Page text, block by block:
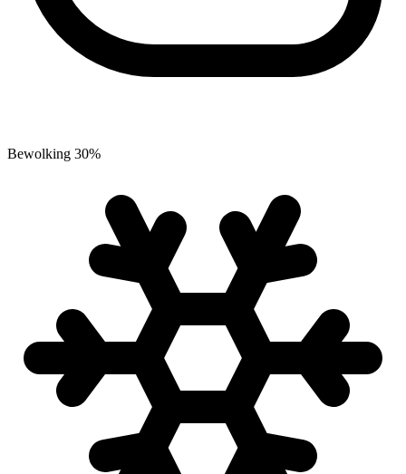
Bewolking 30%